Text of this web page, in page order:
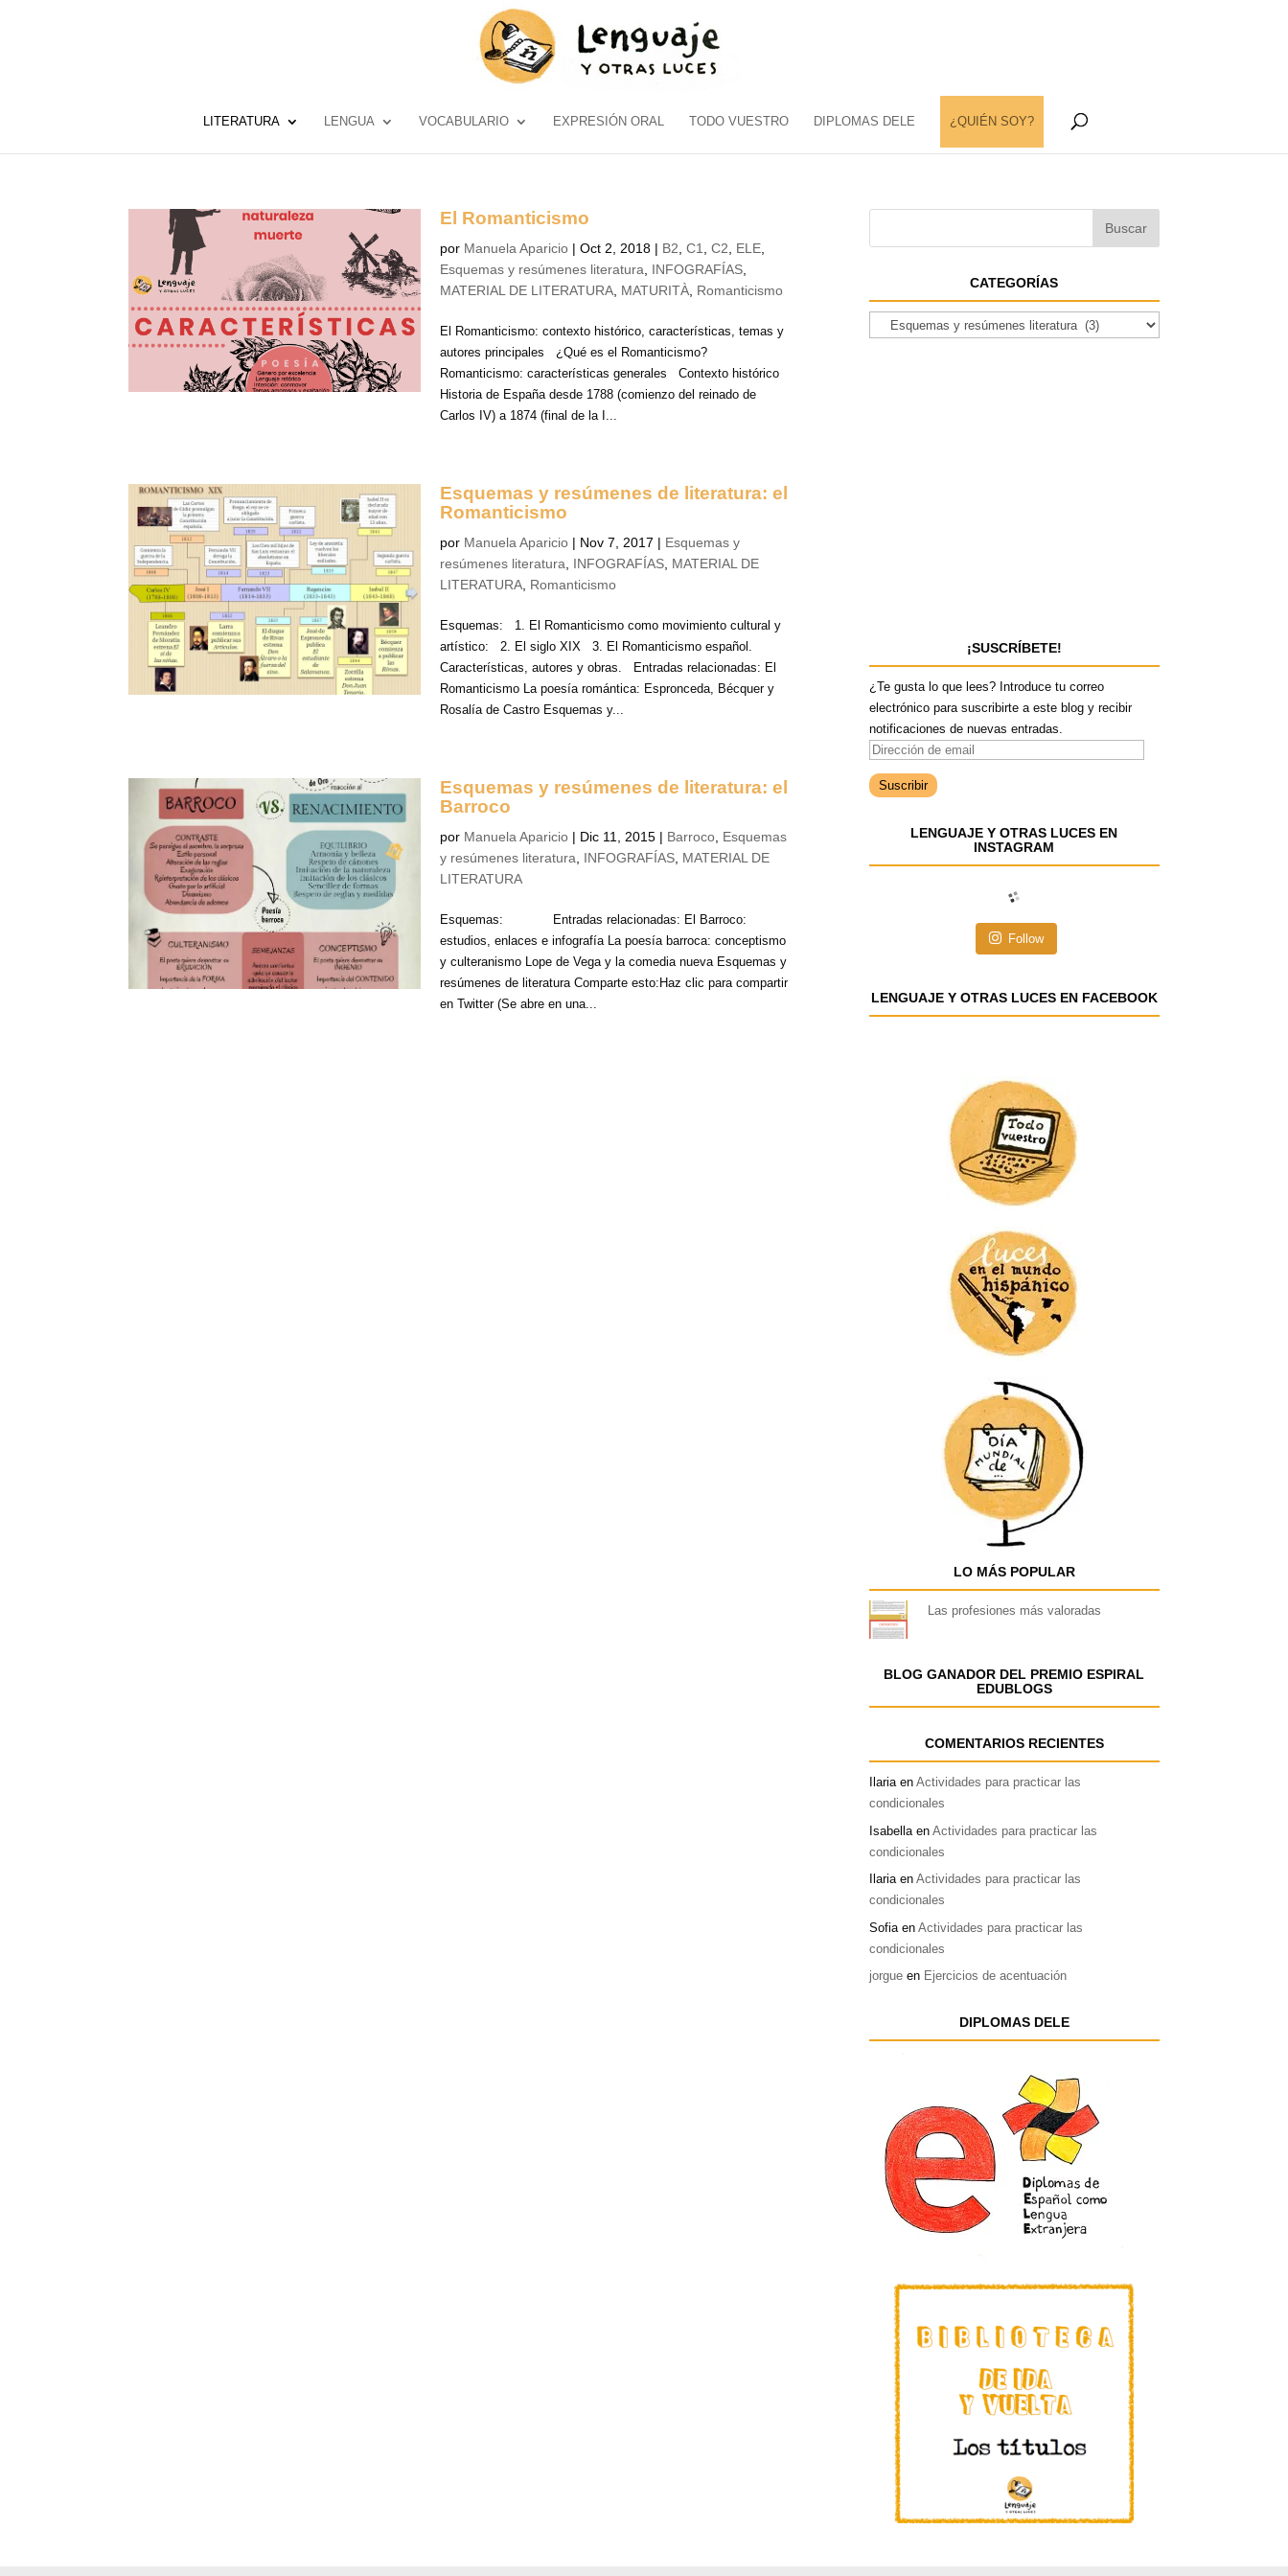
LITERATURA LENGUA VOCABULARIO EXPRESIÓN ORAL TODO VUESTRO DIPLOMAS DELE ¿QUIÉN SOY?
El Romanticismo
por Manuela Aparicio |Oct 2, 2018 | B2 ,C1 ,C2 ELE
Esquemas y resúmenes literatura
INFOGRAFÍAS
MATERIAL DE LITERATURA MATURITÀ Romanticismo
El Romanticismo: contexto histórico, características, temas y
autores principales ¿Qué es el Romanticismo?
Romanticismo: características generales Contexto histórico
Historia de España desde 1788 (comienzo del reinado de
Carlos IV) a 1874 (final de la I...
Esquemas y resúmenes de literatura: el
Romanticismo
por Manuela Aparicio | Nov 7, 2017 | Esquemas y
resúmenes literatura
INFOGRAFÍAS MATERIAL DE
LITERATURA Romanticismo
Esquemas: 1. El Romanticismo como movimiento cultural y
artístico: 2. El siglo XIX 3. El Romanticismo español.
Características, autores y obras. Entradas relacionadas: El
Romanticismo La poesía romántica: Espronceda, Bécquer y
Rosalía de Castro Esquemas y...
Esquemas y resúmenes de literatura: el
Barroco
por Manuela Aparicio | Dic 11, 2015 | Barroco Esquemas
y resúmenes literatura
INFOGRAFÍAS MATERIAL DE
LITERATURA
Esquemas: Entradas relacionadas: El Barroco:
estudios, enlaces e infografía La poesía barroca: conceptismo
y culteranismo Lope de Vega y la comedia nueva Esquemas y
resúmenes de literatura Comparte esto:Haz clic para compartir
en Twitter (Se abre en una...
CATEGORÍAS
¡SUSCRÍBETE!
¿Te gusta lo que lees? Introduce tu correo
electrónico para suscribirte a este blog y recibir
notificaciones de nuevas entradas.
D
r
m
LENGUAJE Y OTRAS LUCES EN
INSTAGRAM
Follow
LENGUAJE Y OTRAS LUCES EN FACEBOOK
LO MÁS POPULAR
Las profesiones más valoradas
BLOG GANADOR DEL PREMIO ESPIRAL
EDUBLOGS
COMENTARIOS RECIENTES
IlariaenActividades para practicar las
condicionales
Isabella enActividades para practicar las
condicionales
IlariaenActividades para practicar las
condicionales
Sofia enActividades para practicar las
condicionales
jorgue en Ejercicios de acentuación
DIPLOMAS DELE